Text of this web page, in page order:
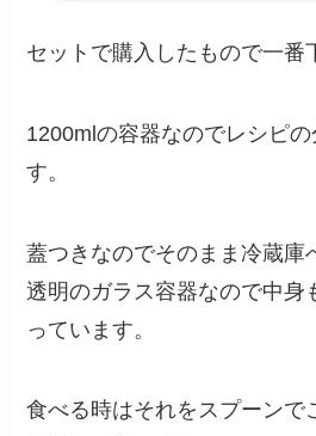
セットで購入したもので一番
1200mlの容器なのでレシピ
す。
蓋つきなのでそのまま冷蔵庫
透明のガラス容器なので中身
っています。
食べる時はそれをスプーンで